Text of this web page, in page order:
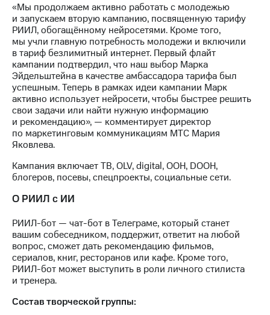
Описание
Программа
приобретения
Порядок
выкупа
акций
Дивиденды
Рынок
облигаций
Описание
Еврооблигации-2023
Уведомление
погашении
именных
облигаций
Другое
Регистратор
Реквизиты
Контакты
развитие
деловая этика
На главную
«Мы продолжаем активно работать с молодежью
и запускаем вторую кампанию, посвященную тарифу
РИИЛ, обогащённому нейросетями. Кроме того,
мы учли главную потребность молодежи и включили
в тариф безлимитный интернет. Первый флайт
кампании подтвердил, что наш выбор Марка
Эйдельштейна в качестве амбассадора тарифа был
успешным. Теперь в рамках идеи кампании Марк
активно использует нейросети, чтобы быстрее решить
свои задачи или найти нужную информацию
и рекомендацию», — комментирует директор
по маркетинговым коммуникациям МТС Мария
Яковлева.
Кампания включает ТВ, OLV, digital, OOH, DOOH,
блогеров, посевы, спецпроекты, социальные сети.
О РИИЛ с ИИ
РИИЛ-бот — чат-бот в Телеграме, который станет
вашим собеседником, поддержит, ответит на любой
вопрос, сможет дать рекомендацию фильмов,
сериалов, книг, ресторанов или кафе. Кроме того,
РИИЛ-бот может выступить в роли личного стилиста
и тренера.
Состав творческой группы: